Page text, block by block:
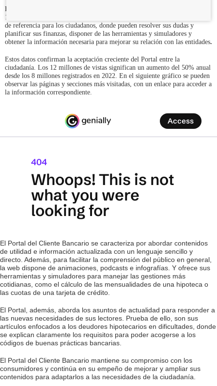
El
12 millones de visitas. Este nuevo hito confirma que el Portal es una web
de referencia para los ciudadanos, donde pueden resolver sus dudas y
planificar sus finanzas, disponer de las herramientas y simuladores y
obtener la información necesaria para mejorar su relación con las entidades.
Estos datos confirman la aceptación creciente del Portal entre la
ciudadanía. Los 12 millones de vistas significan un aumento del 50% anual
desde los 8 millones registrados en 2022. En el siguiente gráfico se pueden
observar las páginas y secciones más visitadas, con un enlace para acceder a
la información correspondiente.
El Portal del Cliente Bancario se caracteriza por abordar contenidos
de utilidad e información actualizada con un lenguaje sencillo y
directo. Además, para facilitar la comprensión del público en general,
la web dispone de animaciones, podcasts e infografías. Y ofrece sus
herramientas y simuladores para manejar las gestiones más
cotidianas, como el cálculo de las mensualidades de una hipoteca o
las cuotas de una tarjeta de crédito.
El Portal, además, aborda los asuntos de actualidad para responder a
las nuevas necesidades de sus lectores. Prueba de ello, son sus
artículos enfocados a los deudores hipotecarios en dificultades, donde
se explican claramente los requisitos para poder acogerse a los
códigos de buenas prácticas bancarias.
El Portal del Cliente Bancario mantiene su compromiso con los
consumidores y continúa en su empeño de mejorar y ampliar sus
contenidos para adaptarlos a las necesidades de la ciudadanía.